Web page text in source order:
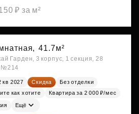
₽ за м²
41.7м²
Гарден, 3 корпус, 1 секция, 28
№214
кв 2027 Скидка
Без отделки
как хотите
Квартира за 2 000 ₽/мес
Ещё